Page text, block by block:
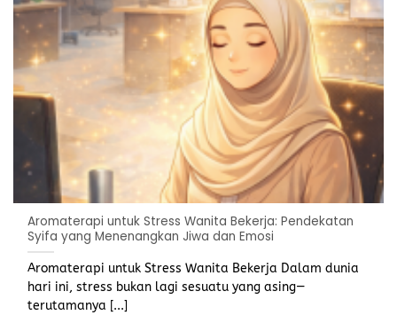
Aromaterapi untuk Stress Wanita Bekerja: Pendekatan
Syifa yang Menenangkan Jiwa dan Emosi
Aromaterapi untuk Stress Wanita Bekerja Dalam dunia
hari ini, stress bukan lagi sesuatu yang asing—
terutamanya [...]